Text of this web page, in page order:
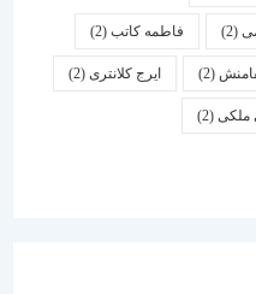
فاطمه کاتب(2)
ایرج کلانتری (2)